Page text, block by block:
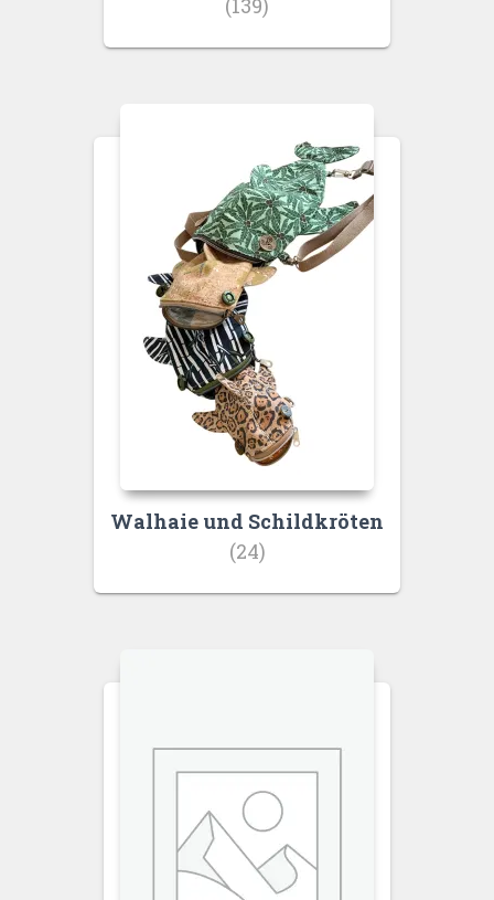
(139)
Walhaie und Schildkröten
(24)